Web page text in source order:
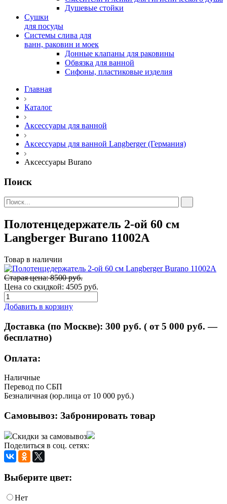
Душевые стойки
Сушки
для посуды
Системы слива для
ванн, раковин и моек
Донные клапаны для раковины
Обвязка для ванной
Сифоны, пластиковые изделия
Главная
Каталог
Аксессуары для ванной
Аксессуары для ванной Langberger (Германия)
Аксессуары Burano
Поиск
Полотенцедержатель 2-ой 60 см
Langberger Burano 11002А
Товар в наличии
Старая цена: 8500 руб.
Цена со скидкой: 4505 руб.
Добавить в корзину
Доставка (по Москве): 300 руб. ( от 5 000 руб. —
бесплатно)
Оплата:
Наличные
Перевод по СБП
Безналичная (юр.лица от 10 000 руб.)
Самовывоз: Забронировать товар
Скидки за самовывоз
Поделиться в соц. сетях:
Выберите цвет:
Нет